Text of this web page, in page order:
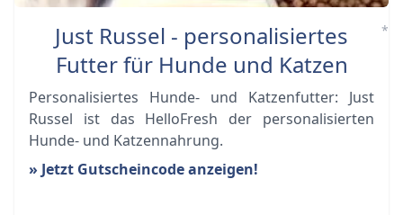
Just Russel - personalisiertes
Futter für Hunde und Katzen
*
Personalisiertes Hunde- und Katzenfutter: Just
Russel ist das HelloFresh der personalisierten
Hunde- und Katzennahrung.
» Jetzt Gutscheincode anzeigen!